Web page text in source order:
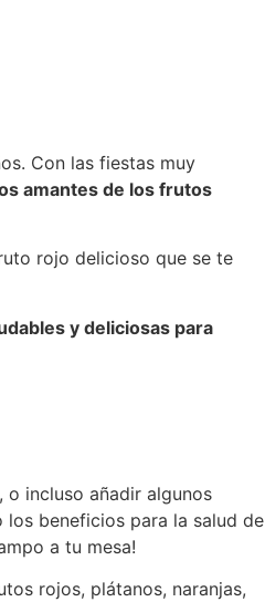
Con las fiestas muy
amantes de los frutos
rojo delicioso que se te
y deliciosas para
o incluso añadir algunos
beneficios para la salud de
a tu mesa!
rojos, plátanos, naranjas,